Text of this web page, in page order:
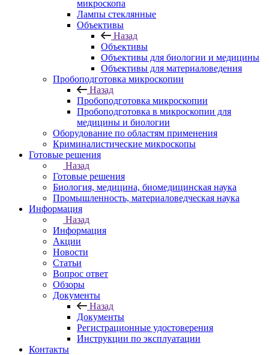
микроскопа
Лампы стеклянные
Объективы
Назад
Объективы
Объективы для биологии и медицины
Объективы для материаловедения
Пробоподготовка микроскопии
Назад
Пробоподготовка микроскопии
Пробоподготовка в микроскопии для
медицины и биологии
Оборудование по областям применения
Криминалистические микроскопы
Готовые решения
Назад
Готовые решения
Биология, медицина, биомедицинская наука
Промышленность, материаловедческая наука
Информация
Назад
Информация
Акции
Новости
Статьи
Вопрос ответ
Обзоры
Документы
Назад
Документы
Регистрационные удостоверения
Инструкции по эксплуатации
Контакты